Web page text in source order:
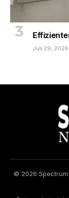
Juli 29, 2026
© 2026